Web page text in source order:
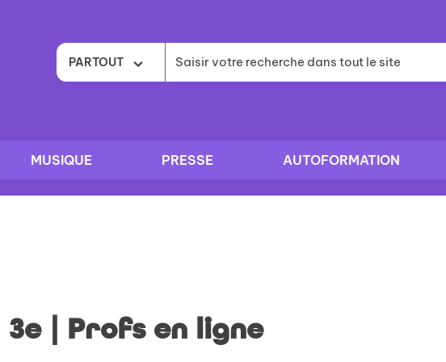
PARTOUT
MUSIQUE PRESSE AUTOFORMATION
3e | Profs en ligne